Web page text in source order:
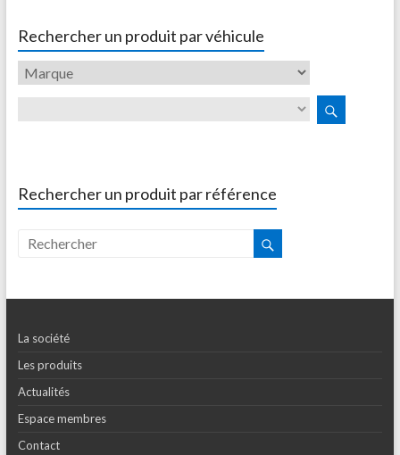
Rechercher un produit par véhicule
Rechercher un produit par référence
La société
Les produits
Actualités
Espace membres
Contact